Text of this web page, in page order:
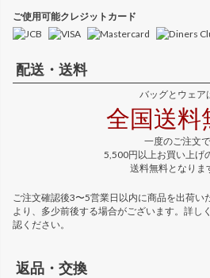
ご使用可能クレジットカード
配送・送料
バッグとウェア
全国送料
一度のご注文で
5,500円以上お買い上げ
送料無料となりま
ご注文確認後3〜5営業日以内に商品を出荷い
より、多少前後する場合がございます。詳し
認ください。
返品・交換